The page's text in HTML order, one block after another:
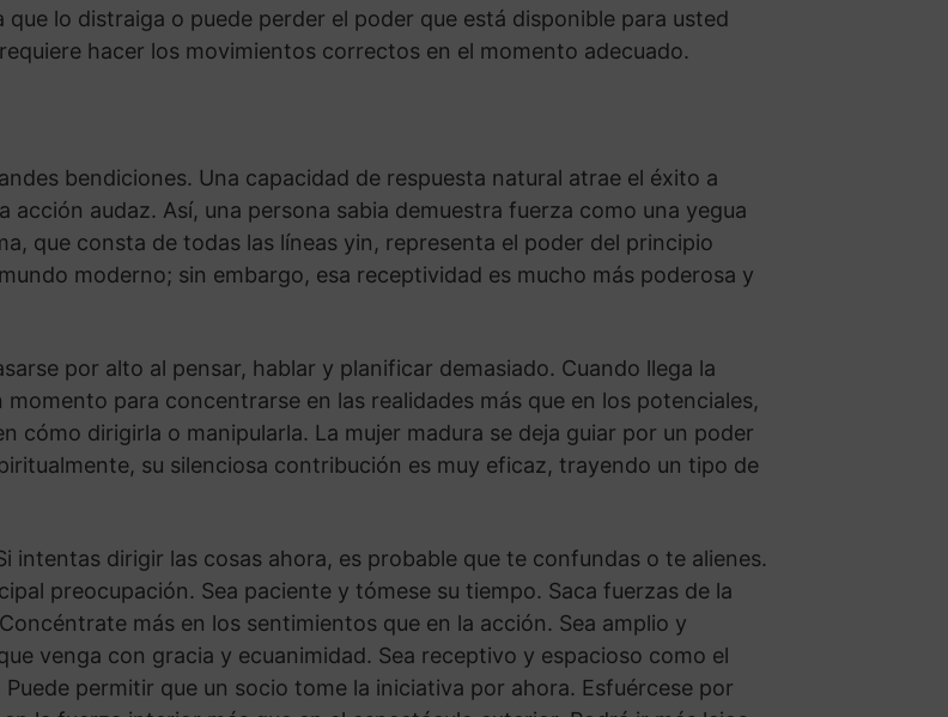
lo distraiga o puede perder el poder que está disponible para usted
hacer los movimientos correctos en el momento adecuado.
bendiciones. Una capacidad de respuesta natural atrae el éxito a
acción audaz. Así, una persona sabia demuestra fuerza como una yegua
que consta de todas las líneas yin, representa el poder del principio
moderno; sin embargo, esa receptividad es mucho más poderosa y
por alto al pensar, hablar y planificar demasiado. Cuando llega la
momento para concentrarse en las realidades más que en los potenciales,
cómo dirigirla o manipularla. La mujer madura se deja guiar por un poder
su silenciosa contribución es muy eficaz, trayendo un tipo de
intentas dirigir las cosas ahora, es probable que te confundas o te alienes.
preocupación. Sea paciente y tómese su tiempo. Saca fuerzas de la
más en los sentimientos que en la acción. Sea amplio y
venga con gracia y ecuanimidad. Sea receptivo y espacioso como el
permitir que un socio tome la iniciativa por ahora. Esfuércese por